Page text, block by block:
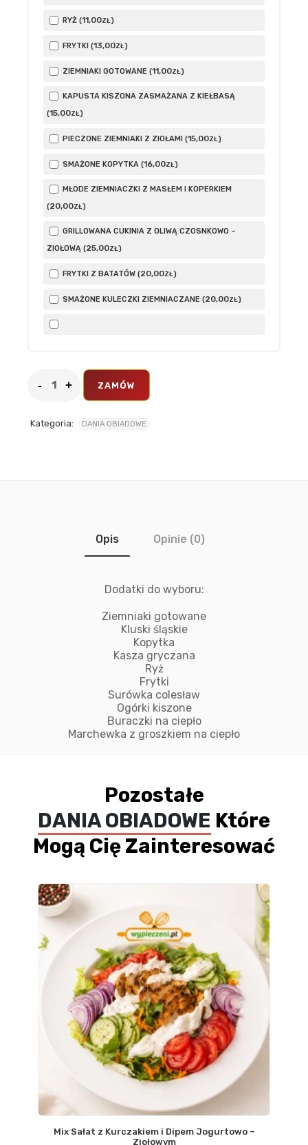
RYŻ (11,00ZŁ)
FRYTKI (13,00ZŁ)
ZIEMNIAKI GOTOWANE (11,00ZŁ)
KAPUSTA KISZONA ZASMAŻANA Z KIEŁBASĄ
(15,00ZŁ)
PIECZONE ZIEMNIAKI Z ZIOŁAMI (15,00ZŁ)
SMAŻONE KOPYTKA (16,00ZŁ)
MŁODE ZIEMNIACZKI Z MASŁEM I KOPERKIEM
(20,00ZŁ)
GRILLOWANA CUKINIA Z OLIWĄ CZOSNKOWO –
ZIOŁOWĄ (25,00ZŁ)
FRYTKI Z BATATÓW (20,00ZŁ)
SMAŻONE KULECZKI ZIEMNIACZANE (20,00ZŁ)
ZAMÓW
Kategoria: DANIA OBIADOWE
Opis Opinie (0)
Dodatki do wyboru:
Ziemniaki gotowane
Kluski śląskie
Kopytka
Kasza gryczana
Ryż
Frytki
Surówka colesław
Ogórki kiszone
Buraczki na ciepło
Marchewka z groszkiem na ciepło
Pozostałe
DANIA OBIADOWE Które
Mogą Cię Zainteresować
Mix Sałat z Kurczakiem i Dipem Jogurtowo –
Ziołowym